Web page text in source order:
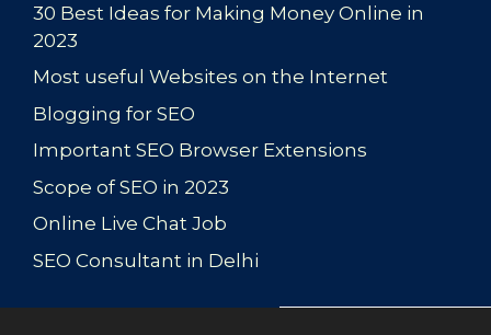
30 Best Ideas for Making Money Online in
2023
Most useful Websites on the Internet
Blogging for SEO
Important SEO Browser Extensions
Scope of SEO in 2023
Online Live Chat Job
SEO Consultant in Delhi